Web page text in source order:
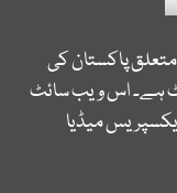
پاکستان کی
ہے۔ اس ویب سائٹ
میڈیا